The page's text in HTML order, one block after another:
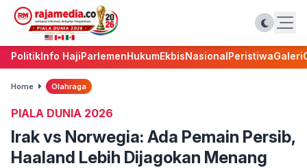
PolitikInfo HajiParlemenHukumEkbisNasionalPeristiwaGaleri
Home Olahraga
PIALA DUNIA 2026
Irak vs Norwegia: Ada Pemain Persib,
Haaland Lebih Dijagokan Menang